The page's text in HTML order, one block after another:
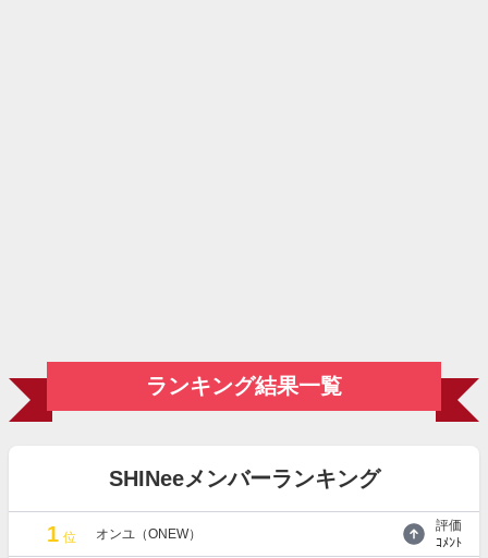
ランキング結果一覧
SHINeeメンバーランキング
1 位 オンユ（ONEW）
評価
ｺﾒﾝﾄ